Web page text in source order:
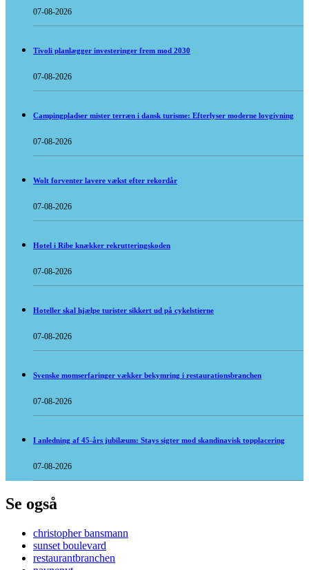
07-08-2026
Tivoli planlægger investeringer frem mod 2030
07-08-2026
Campingpladser mister terræn i dansk turisme: Efterlyser moderne lovgivning
07-08-2026
Wolt forventer lavere vækst efter rekordår
07-08-2026
Hotel i Ribe knækker rekrutteringskoden
07-08-2026
Hoteller skal hjælpe turister sikkert ud på cykelstierne
07-08-2026
Svenske momserfaringer vækker bekymring i restaurationsbranchen
07-08-2026
I anledning af 45-års jubilæum: Stays sigter mod skandinavisk topplacering
07-08-2026
Se også
christopher bansmann
sunset boulevard
restaurantbranchen